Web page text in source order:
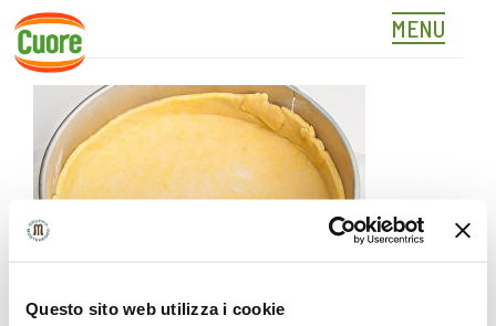
Questo sito web utilizza i cookie
Skip
content
MENU
03